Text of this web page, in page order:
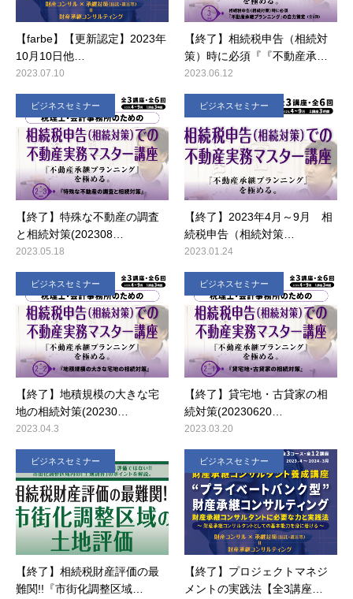
【farbe】【更新認定】2023年
10月10日他…
2023.07.10
【終了】相続税申告（相続対
策）時に必須『『不動産承…
2023.06.12
ビジネスセミナー
【終了】特殊な不動産の調査
と相続対策(202308…
2023.05.18
ビジネスセミナー
【終了】2023年4月～9月 相
続税申告（相続対策…
2023.01.24
ビジネスセミナー
【終了】地積規模の大きな宅
地の相続対策(20230…
2023.04.3
ビジネスセミナー
【終了】貸宅地・古貸家の相
続対策(20230620…
2023.03.20
ビジネスセミナー
【終了】相続税財産評価の最
難関!!『市街化調整区域…
ビジネスセミナー
【終了】プロジェクトマネジ
メントの実践法【全3講座…